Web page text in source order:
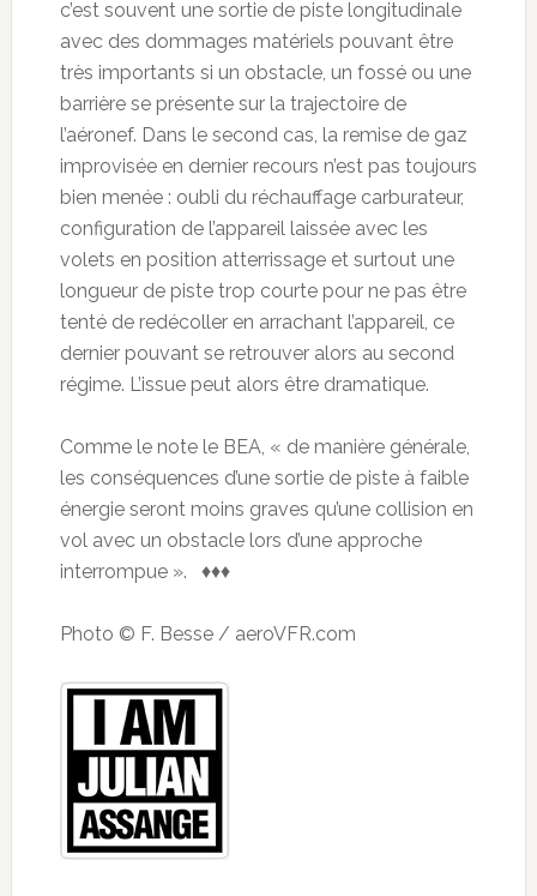
c’est souvent une sortie de piste longitudinale
avec des dommages matériels pouvant être
très importants si un obstacle, un fossé ou une
barrière se présente sur la trajectoire de
l’aéronef. Dans le second cas, la remise de gaz
improvisée en dernier recours n’est pas toujours
bien menée : oubli du réchauffage carburateur,
configuration de l’appareil laissée avec les
volets en position atterrissage et surtout une
longueur de piste trop courte pour ne pas être
tenté de redécoller en arrachant l’appareil, ce
dernier pouvant se retrouver alors au second
régime. L’issue peut alors être dramatique.
Comme le note le BEA, « de manière générale,
les conséquences d’une sortie de piste à faible
énergie seront moins graves qu’une collision en
vol avec un obstacle lors d’une approche
interrompue ». ♦♦♦
Photo © F. Besse / aeroVFR.com